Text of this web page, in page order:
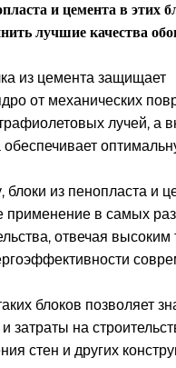
и цемента в этих
лучшие качества
из цемента защищает
от механических
лучей, а
блоки из пенопласта и
применение в самых
отвечая
блоков позволяет
затраты на
стен и других